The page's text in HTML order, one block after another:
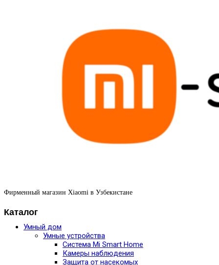
Фирменный магазин Xiaomi в Узбекистане
Каталог
Умный дом
Умные устройства
Система Mi Smart Home
Камеры наблюдения
Защита от насекомых